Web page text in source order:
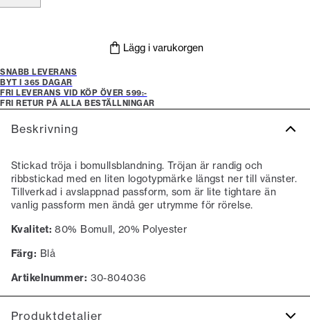
Lägg i varukorgen
SNABB LEVERANS
BYT I 365 DAGAR
FRI LEVERANS VID KÖP ÖVER 599:-
FRI RETUR PÅ ALLA BESTÄLLNINGAR
Beskrivning
Stickad tröja i bomullsblandning. Tröjan är randig och
ribbstickad med en liten logotypmärke längst ner till vänster.
Tillverkad i avslappnad passform, som är lite tightare än
vanlig passform men ändå ger utrymme för rörelse.
Kvalitet: 80% Bomull, 20% Polyester
Färg: Blå
Artikelnummer: 30-804036
Produktdetaljer